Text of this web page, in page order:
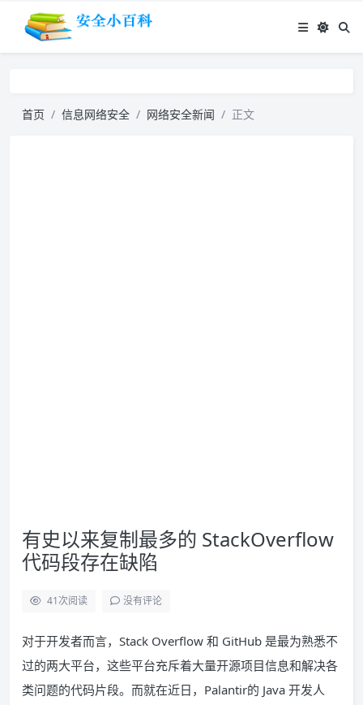
首页 信息网络安全 网络安全新闻 正文
有史以来复制最多的 StackOverflow
代码段存在缺陷
41次阅读 没有评论
对于开发者而言，Stack Overflow 和 GitHub 是最为熟悉不
过的两大平台，这些平台充斥着大量开源项目信息和解决各
类问题的代码片段。而就在近日，Palantir的 Java 开发人